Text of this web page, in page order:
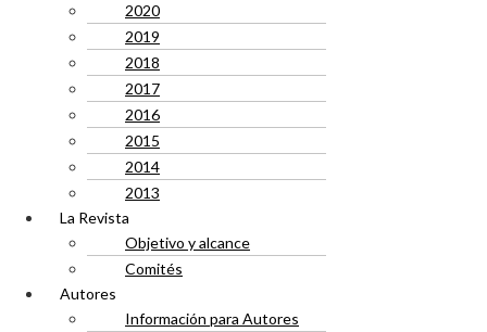
2020
2019
2018
2017
2016
2015
2014
2013
La Revista
Objetivo y alcance
Comités
Autores
Información para Autores